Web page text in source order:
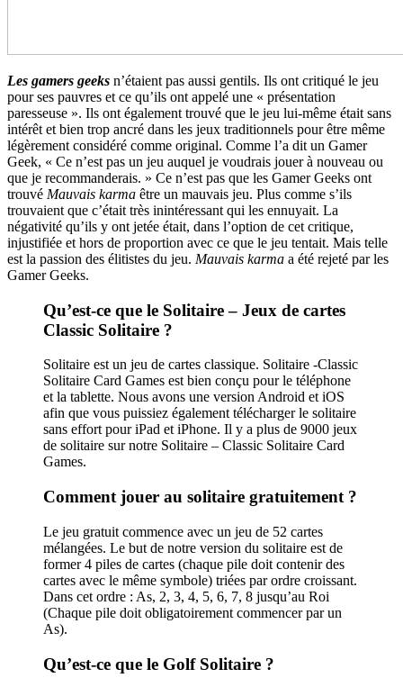
Les gamers geeks n’étaient pas aussi gentils. Ils ont critiqué le jeu
pour ses pauvres et ce qu’ils ont appelé une « présentation
paresseuse ». Ils ont également trouvé que le jeu lui-même était sans
intérêt et bien trop ancré dans les jeux traditionnels pour être même
légèrement considéré comme original. Comme l’a dit un Gamer
Geek, « Ce n’est pas un jeu auquel je voudrais jouer à nouveau ou
que je recommanderais. » Ce n’est pas que les Gamer Geeks ont
trouvé Mauvais karma être un mauvais jeu. Plus comme s’ils
trouvaient que c’était très inintéressant qui les ennuyait. La
négativité qu’ils y ont jetée était, dans l’option de cet critique,
injustifiée et hors de proportion avec ce que le jeu tentait. Mais telle
est la passion des élitistes du jeu. Mauvais karma a été rejeté par les
Gamer Geeks.
Qu’est-ce que le Solitaire – Jeux de cartes
Classic Solitaire ?
Solitaire est un jeu de cartes classique. Solitaire -Classic
Solitaire Card Games est bien conçu pour le téléphone
et la tablette. Nous avons une version Android et iOS
afin que vous puissiez également télécharger le solitaire
sans effort pour iPad et iPhone. Il y a plus de 9000 jeux
de solitaire sur notre Solitaire – Classic Solitaire Card
Games.
Comment jouer au solitaire gratuitement ?
Le jeu gratuit commence avec un jeu de 52 cartes
mélangées. Le but de notre version du solitaire est de
former 4 piles de cartes (chaque pile doit contenir des
cartes avec le même symbole) triées par ordre croissant.
Dans cet ordre : As, 2, 3, 4, 5, 6, 7, 8 jusqu’au Roi
(Chaque pile doit obligatoirement commencer par un
As).
Qu’est-ce que le Golf Solitaire ?